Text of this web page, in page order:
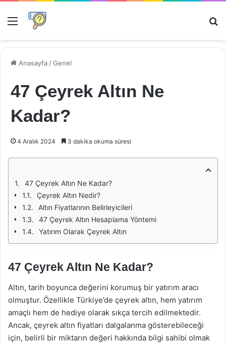
Menü
Anasayfa /Genel
47 Çeyrek Altın Ne
Kadar?
4 Aralık 2024 3 dakika okuma süresi
47 Çeyrek Altın Ne Kadar?
Çeyrek Altın Nedir?
Altın Fiyatlarının Belirleyicileri
47 Çeyrek Altın Hesaplama Yöntemi
Yatırım Olarak Çeyrek Altın
47 Çeyrek Altın Ne Kadar?
Altın, tarih boyunca değerini korumuş bir yatırım aracı
olmuştur. Özellikle Türkiye’de çeyrek altın, hem yatırım
amaçlı hem de hediye olarak sıkça tercih edilmektedir.
Ancak, çeyrek altın fiyatları dalgalanma gösterebileceği
için, belirli bir miktarın değeri hakkında bilgi sahibi olmak